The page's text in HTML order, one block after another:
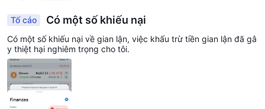
Tố cáo Có một số khiếu nại
Có một số khiếu nại về gian lận, việc khấu trừ tiền gian lận đã gâ
y thiệt hại nghiêm trọng cho tôi.